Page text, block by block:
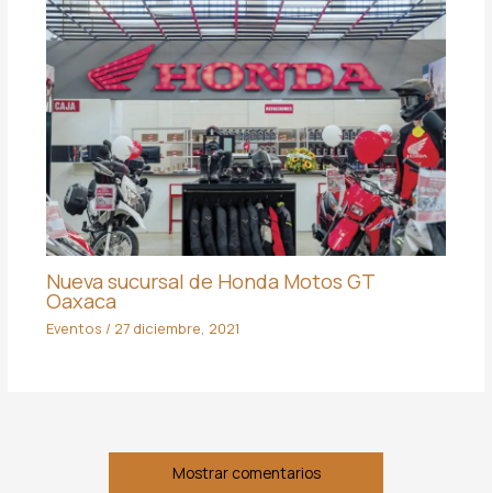
Nueva sucursal de Honda Motos GT
Oaxaca
Eventos / 27 diciembre, 2021
Mostrar comentarios